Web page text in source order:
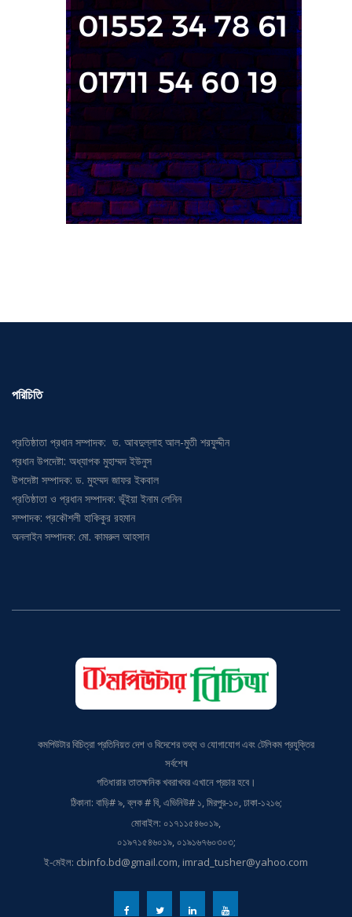
প্রধান উপদেষ্টা: অধ্যাপক মুহাম্মদ ইউনুস
উপদেষ্টা সম্পাদক: ড. মুহম্মদ জাফর ইকবাল
প্রতিষ্ঠাতা ও প্রধান সম্পাদক: ভূঁইয়া ইনাম লেনিন
সম্পাদক: প্রকৌশলী হাকিকুর রহমান
অনলাইন সম্পাদক: মো. কামরুল আহসান
সর্বশেষ
গতিধারার তাতক্ষনিক খবরাখবর এখানে প্রচার হবে।
ঠিকানা: বাড়ি# ৯, ব্লক # বি, এভিনিউ# ১, মিরপুর-১০, ঢাকা-১২১৬;
মোবাইল: ০১৭১১৫৪৬০১৯,
০১৯৭১৫৪৬০১৯, ০১৯১৬৭৬০৩০৩;
ই-মেইল: cbinfo.bd@gmail.com, imrad_tusher@yahoo.com